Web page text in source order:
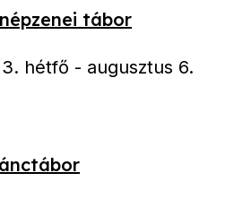
tábor
hétfő - augusztus 6.